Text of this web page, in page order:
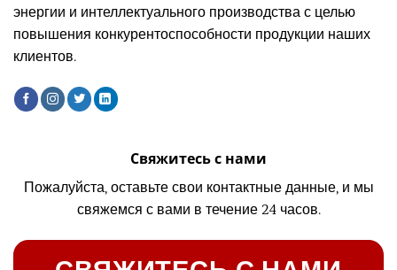
энергии и интеллектуального производства с целью
повышения конкурентоспособности продукции наших
клиентов.
Свяжитесь с нами
Пожалуйста, оставьте свои контактные данные, и мы
свяжемся с вами в течение 24 часов.